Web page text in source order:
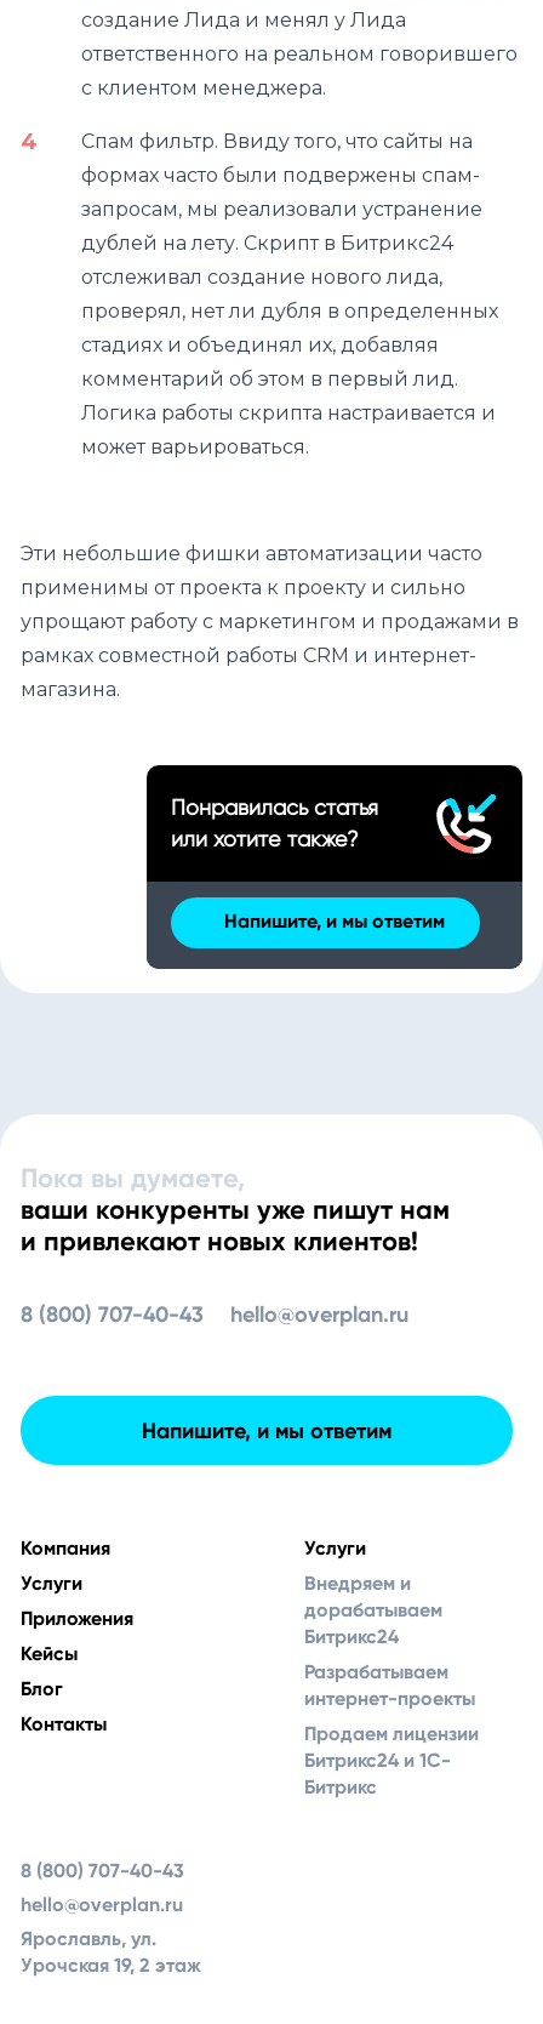
создание Лида и менял у Лида
ответственного на реальном говорившего
с клиентом менеджера.
Спам фильтр. Ввиду того, что сайты на
формах часто были подвержены спам-
запросам, мы реализовали устранение
дублей на лету. Скрипт в Битрикс24
отслеживал создание нового лида,
проверял, нет ли дубля в определенных
стадиях и объединял их, добавляя
комментарий об этом в первый лид.
Логика работы скрипта настраивается и
может варьироваться.
Эти небольшие фишки автоматизации часто
применимы от проекта к проекту и сильно
упрощают работу с маркетингом и продажами в
рамках совместной работы CRM и интернет-
магазина.
Понравилась статья
или хотите также?
Напишите, и мы ответим
Пока вы думаете,
ваши конкуренты уже пишут нам
и привлекают новых клиентов!
8 (800) 707-40-43 hello@overplan.ru
Напишите, и мы ответим
Компания
Услуги
Приложения
Кейсы
Блог
Контакты
Услуги
Внедряем и
дорабатываем
Битрикс24
Разрабатываем
интернет-проекты
Продаем лицензии
Битрикс24 и 1С-
Битрикс
8 (800) 707-40-43
hello@overplan.ru
Ярославль, ул.
Урочская 19, 2 этаж